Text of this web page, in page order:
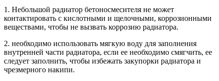
1. Небольшой радиатор бетоносмесителя не может
контактировать с кислотными и щелочными, коррозионными
веществами, чтобы не вызвать коррозию радиатора.
2. необходимо использовать мягкую воду для заполнения
внутренней части радиатора, если ее необходимо смягчить, ее
следует заполнить, чтобы избежать закупорки радиатора и
чрезмерного накипи.